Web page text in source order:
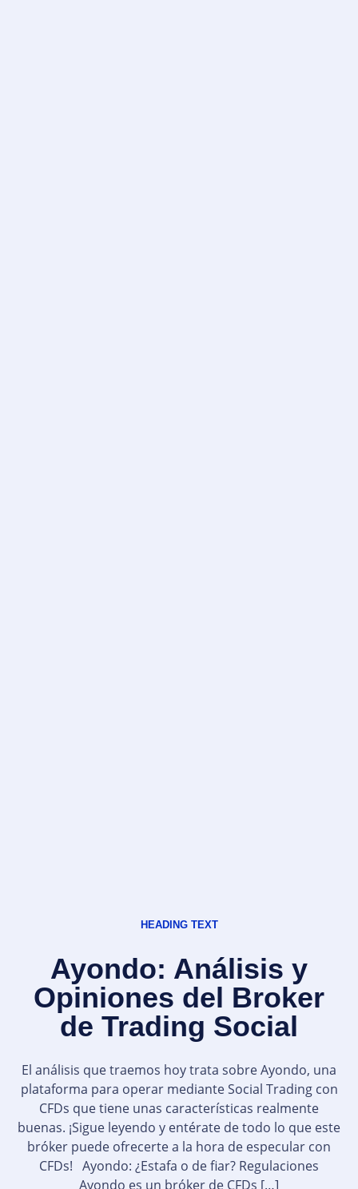
HEADING TEXT
Ayondo: Análisis y
Opiniones del Broker
de Trading Social
El análisis que traemos hoy trata sobre Ayondo, una
plataforma para operar mediante Social Trading con
CFDs que tiene unas características realmente
buenas. ¡Sigue leyendo y entérate de todo lo que este
bróker puede ofrecerte a la hora de especular con
CFDs! Ayondo: ¿Estafa o de fiar? Regulaciones
Ayondo es un bróker de CFDs […]